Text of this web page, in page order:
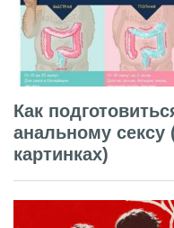
Как
анальному сексу
картинках)